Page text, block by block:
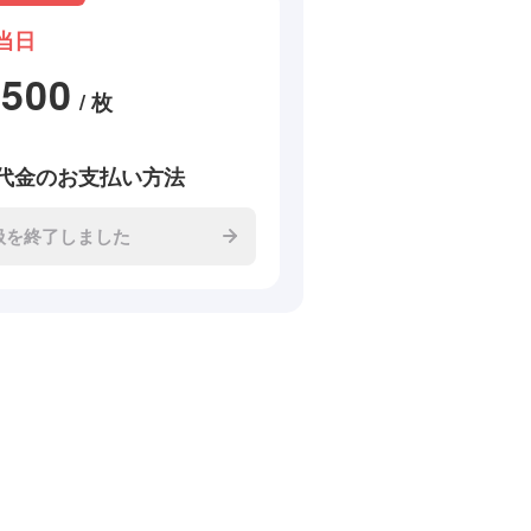
日
/ 枚
金のお支払い方法
を終了しました